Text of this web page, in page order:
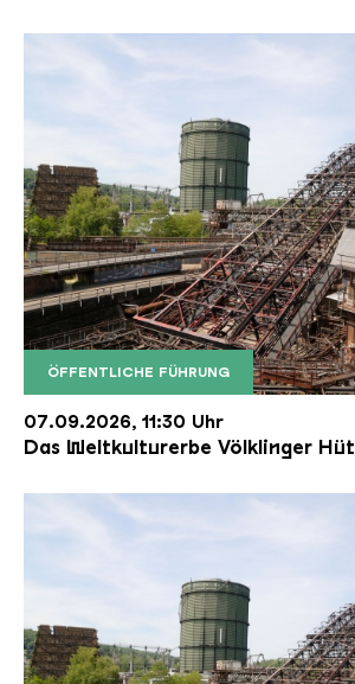
ÖFFENTLICHE FÜHRUNG
Der Erzschrägaufzug der
Copyright: Weltkulturerbe
07.09.2026, 11:30 Uhr
Das Weltkulturerbe Völklinger